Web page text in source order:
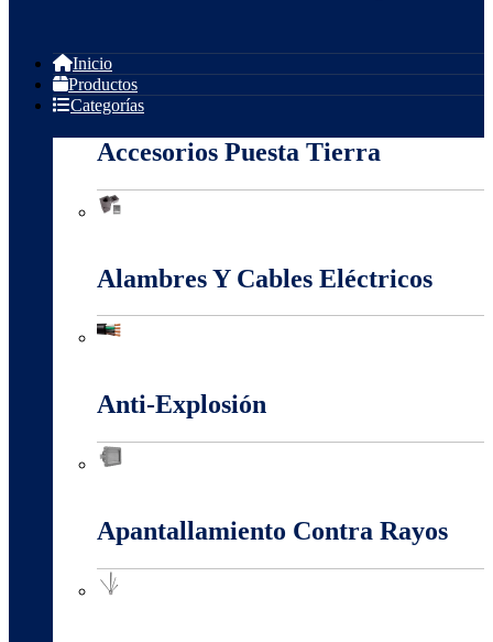
Inicio
Productos
Categorías
Accesorios Puesta Tierra
Alambres Y Cables Eléctricos
Anti-Explosión
Apantallamiento Contra Rayos